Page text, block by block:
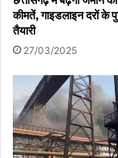
कीमतें, गाइडलाइन दरों के
तैयारी
27/03/2025